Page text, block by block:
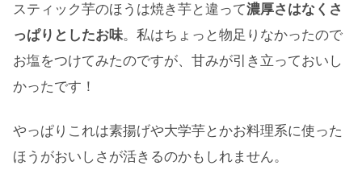
スティック芋のほうは焼き芋と違って濃厚さはなくさ
っぱりとしたお味。私はちょっと物足りなかったので
お塩をつけてみたのですが、甘みが引き立っておいし
かったです！
やっぱりこれは素揚げや大学芋とかお料理系に使った
ほうがおいしさが活きるのかもしれません。